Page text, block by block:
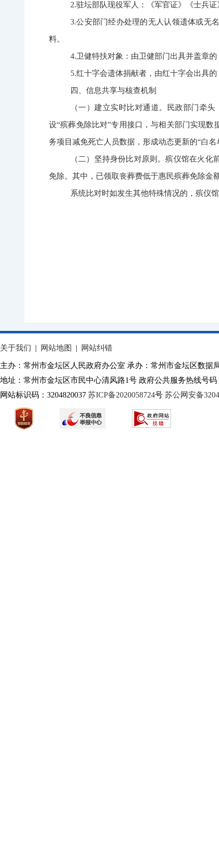
2.驻坛部队现役军人：《军官证》《士兵
3.公安部门经办处理的无人认领遗体或无
料。
4.卫健特扶对象：由卫健部门出具并盖章
5.红十字会遗体捐献者，由红十字会出具
四、信息共享与核查机制
（一）建立实时比对通道。民政部门牵
设“殡葬免除比对”专用接口，与相关部门实现
务项目减免死亡人员数据，形成动态更新的“白名
（二）坚持身份比对原则。殡仪馆在火
免除。其中，已领取丧葬费低于惠民殡葬免除金
系统比对时如发生其他特殊情况的，殡仪
关于我们 | 网站地图 | 网站纠错
主办：常州市金坛区人民政府办公室 承办：常州市金坛区数据
地址：常州市金坛区市民中心清风路1号 政府公共服务热线号码
网站标识码：3204820037 苏ICP备2020058724号 苏公网安备